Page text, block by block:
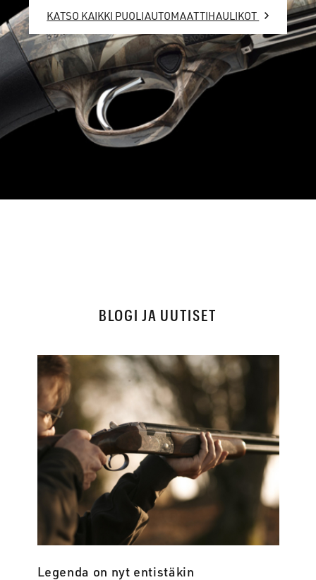
KATSO KAIKKI PUOLIAUTOMAATTIHAULIKOT
BLOGI JA UUTISET
Legenda on nyt entistäkin